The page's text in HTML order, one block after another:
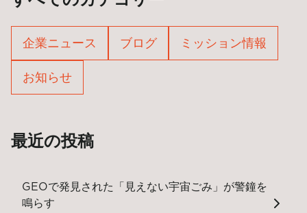
企業ニュース ブログ ミッション情報
お知らせ
最近の投稿
GEOで発見された「見えない宇宙ごみ」が警鐘を
鳴らす